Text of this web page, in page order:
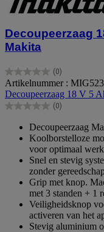
Decoupeerzaag
Makita
(0)
0.0
van
de
5
Artikelnummer :
Decoupeerzaag 18 V 5
(0)
0.0
sterren.
Decoupeerzaag
Koolborstelloze
voor optimaal
Snel en stevig
zonder
Grip met knop.
met 3 standen + 1
Veiligheidsknop
activeren van het
Stevig aluminium